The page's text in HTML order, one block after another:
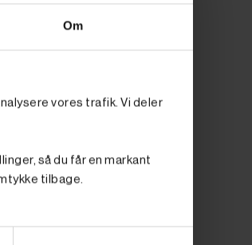
Om
vores trafik. Vi deler
så du får en markant
tilbage.